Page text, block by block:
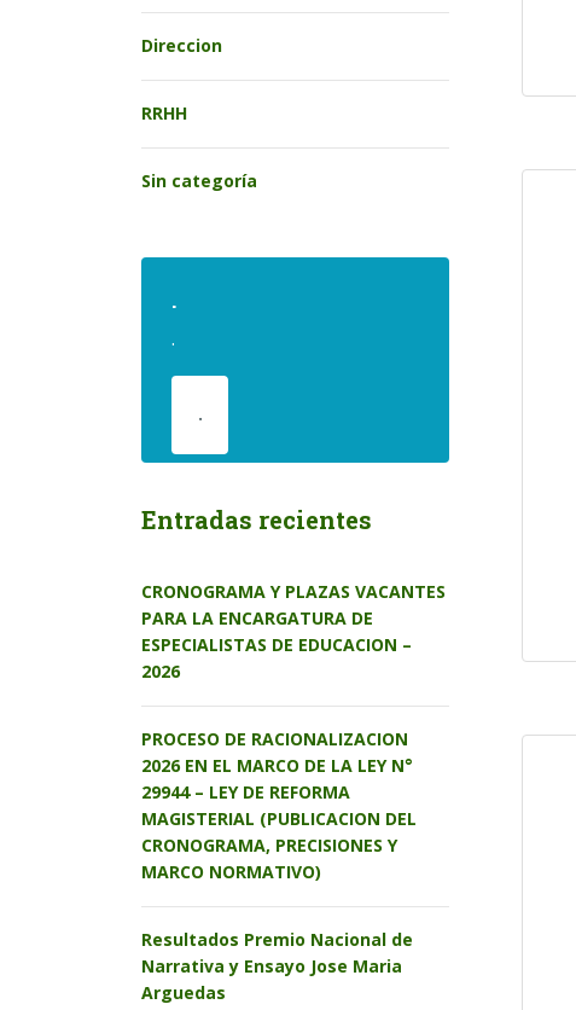
Direccion
RRHH
Sin categoría
.
.
.
Entradas recientes
CRONOGRAMA Y PLAZAS VACANTES
PARA LA ENCARGATURA DE
ESPECIALISTAS DE EDUCACION –
2026
PROCESO DE RACIONALIZACION
2026 EN EL MARCO DE LA LEY N°
29944 – LEY DE REFORMA
MAGISTERIAL (PUBLICACION DEL
CRONOGRAMA, PRECISIONES Y
MARCO NORMATIVO)
Resultados Premio Nacional de
Narrativa y Ensayo Jose Maria
Arguedas